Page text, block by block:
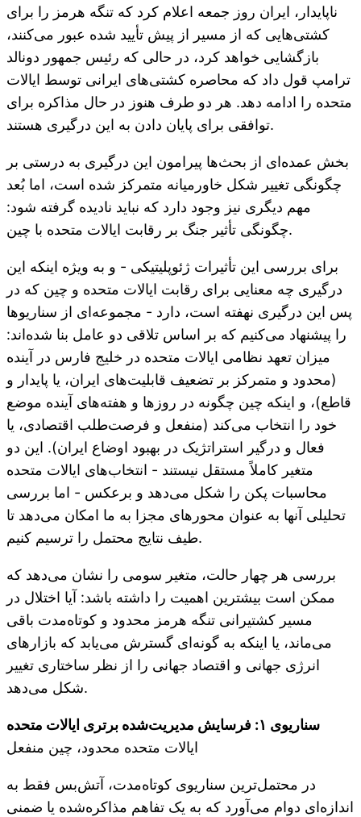
ناپایدار، ایران روز جمعه اعلام کرد که تنگه هرمز را برای
کشتی‌هایی که از مسیر از پیش تأیید شده عبور می‌کنند،
بازگشایی خواهد کرد، در حالی که رئیس جمهور دونالد
ترامپ قول داد که محاصره کشتی‌های ایرانی توسط ایالات
متحده را ادامه دهد. هر دو طرف هنوز در حال مذاکره برای
توافقی برای پایان دادن به این درگیری هستند.
بخش عمده‌ای از بحث‌ها پیرامون این درگیری به درستی بر
چگونگی تغییر شکل خاورمیانه متمرکز شده است، اما بُعد
مهم دیگری نیز وجود دارد که نباید نادیده گرفته شود:
چگونگی تأثیر جنگ بر رقابت ایالات متحده با چین.
برای بررسی این تأثیرات ژئوپلیتیکی - و به ویژه اینکه این
درگیری چه معنایی برای رقابت ایالات متحده و چین که در
پس این درگیری نهفته است، دارد - مجموعه‌ای از سناریوها
را پیشنهاد می‌کنیم که بر اساس تلاقی دو عامل بنا شده‌اند:
میزان تعهد نظامی ایالات متحده در خلیج فارس در آینده
(محدود و متمرکز بر تضعیف قابلیت‌های ایران، یا پایدار و
قاطع)، و اینکه چین چگونه در روزها و هفته‌های آینده موضع
خود را انتخاب می‌کند (منفعل و فرصت‌طلب اقتصادی، یا
فعال و درگیر استراتژیک در بهبود اوضاع ایران). این دو
متغیر کاملاً مستقل نیستند - انتخاب‌های ایالات متحده
محاسبات پکن را شکل می‌دهد و برعکس - اما بررسی
تحلیلی آنها به عنوان محورهای مجزا به ما امکان می‌دهد تا
طیف نتایج محتمل را ترسیم کنیم.
بررسی هر چهار حالت، متغیر سومی را نشان می‌دهد که
ممکن است بیشترین اهمیت را داشته باشد: آیا اختلال در
مسیر کشتیرانی تنگه هرمز محدود و کوتاه‌مدت باقی
می‌ماند، یا اینکه به گونه‌ای گسترش می‌یابد که بازارهای
انرژی جهانی و اقتصاد جهانی را از نظر ساختاری تغییر
شکل می‌دهد.
سناریوی ۱: فرسایش مدیریت‌شده برتری ایالات متحده
ایالات متحده محدود، چین منفعل
در محتمل‌ترین سناریوی کوتاه‌مدت، آتش‌بس فقط به
اندازه‌ای دوام می‌آورد که به یک تفاهم مذاکره‌شده یا ضمنی